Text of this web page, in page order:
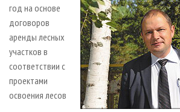
год на основе
договоров
аренды лесных
участков в
соответствии с
проектами
освоения лесов